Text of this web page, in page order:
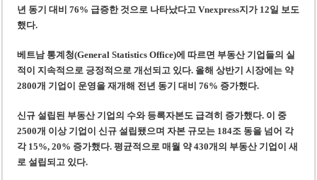
년 동기 대비 76% 급증한 것으로 나타났다고 Vnexpress지가 12일 보도
했다.
베트남 통계청(General Statistics Office)에 따르면 부동산 기업들의 실
적이 지속적으로 긍정적으로 개선되고 있다. 올해 상반기 시장에는 약
2800개 기업이 운영을 재개해 전년 동기 대비 76% 증가했다.
신규 설립된 부동산 기업의 수와 등록자본도 급격히 증가했다. 이 중
2500개 이상 기업이 신규 설립됐으며 자본 규모는 184조 동을 넘어 각
각 15%, 20% 증가했다. 평균적으로 매월 약 430개의 부동산 기업이 새
로 설립되고 있다.